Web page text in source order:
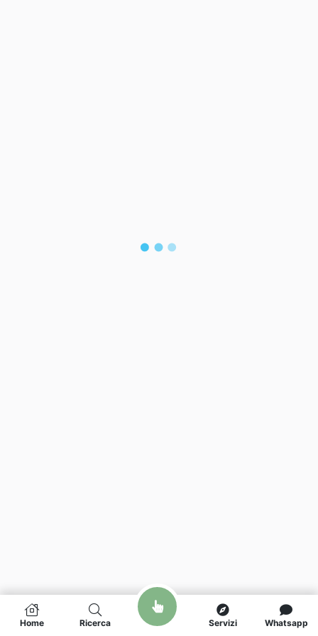
Home Ricerca Servizi Whatsapp